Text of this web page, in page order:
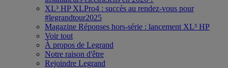
XL³ HP XLPro4 : succès au rendez-vous pour
#legrandtour2025
Magazine Réponses hors-série : lancement XL³ HP
Voir tout
À propos de Legrand
Notre raison d'être
Rejoindre Legrand